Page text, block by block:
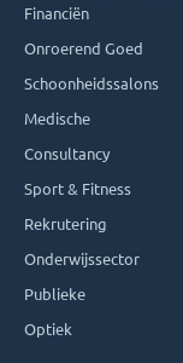
Financiën
Onroerend Goed
Schoonheidssalons
Medische
Consultancy
Sport & Fitness
Rekrutering
Onderwijssector
Publieke
Optiek